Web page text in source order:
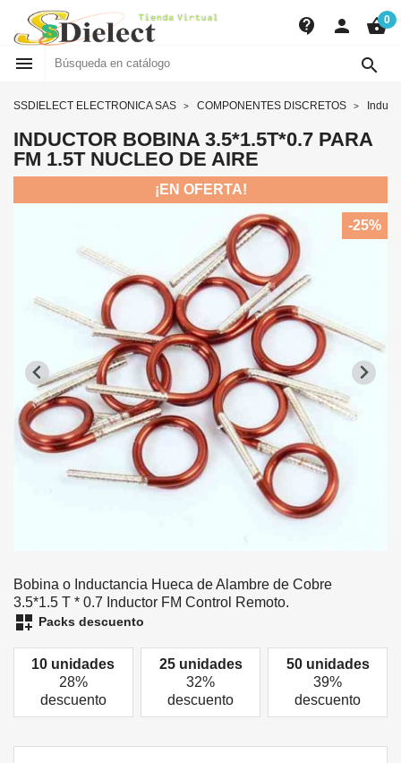
contact_support person shopping_basket0
 
SSDIELECT ELECTRONICA SAS COMPONENTES DISCRETOS
INDUCTOR BOBINA 3.5*1.5T*0.7 PARA
FM 1.5T NUCLEO DE AIRE
¡EN OFERTA!
-25%
Bobina o Inductancia Hueca de Alambre de Cobre
3.5*1.5 T * 0.7 Inductor FM Control Remoto.
dashboard_customize Packs descuento
10 unidades
28%
descuento
25 unidades
32%
descuento
50 unidades
39%
descuento